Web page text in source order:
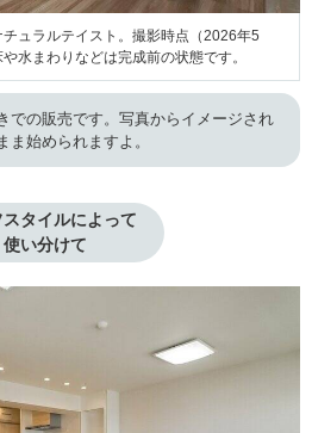
ュラルテイスト。撮影時点（2026年5
水まわりなどは完成前の状態です。
での販売です。写真からイメージされ
ま始められますよ。
スタイルによって
使い分けて